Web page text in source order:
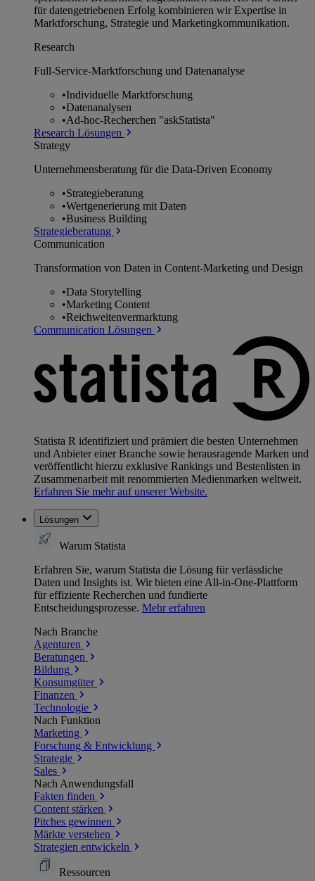
für datengetriebenen Erfolg kombinieren wir Expertise in
Marktforschung, Strategie und Marketingkommunikation.
Research
Full-Service-Marktforschung und Datenanalyse
•Individuelle Marktforschung
•Datenanalysen
•Ad-hoc-Recherchen "askStatista"
Research Lösungen
Strategy
Unternehmens­beratung für die Data-Driven Economy
•Strategieberatung
•Wertgenerierung mit Daten
•Business Building
Strategieberatung
Communication
Transformation von Daten in Content-Marketing und Design
•Data Storytelling
•Marketing Content
•Reichweitenvermarktung
Communication Lösungen
Statista R identifiziert und prämiert die besten Unternehmen
und Anbieter einer Branche sowie herausragende Marken und
veröffentlicht hierzu exklusive Rankings und Bestenlisten in
Zusammenarbeit mit renommierten Medienmarken weltweit.
Erfahren Sie mehr auf unserer Website.
Lösungen
Warum Statista
Erfahren Sie, warum Statista die Lösung für verlässliche
Daten und Insights ist. Wir bieten eine All-in-One-Plattform
für effiziente Recherchen und fundierte
Entscheidungsprozesse. Mehr erfahren
Nach Branche
Agenturen
Beratungen
Bildung
Konsumgüter
Finanzen
Technologie
Nach Funktion
Marketing
Forschung & Entwicklung
Strategie
Sales
Nach Anwendungsfall
Fakten finden
Content stärken
Pitches gewinnen
Märkte verstehen
Strategien entwickeln
Ressourcen